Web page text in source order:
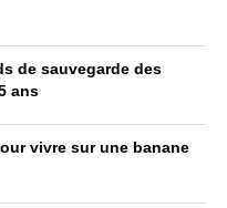
de sauvegarde des
ans
vivre sur une banane